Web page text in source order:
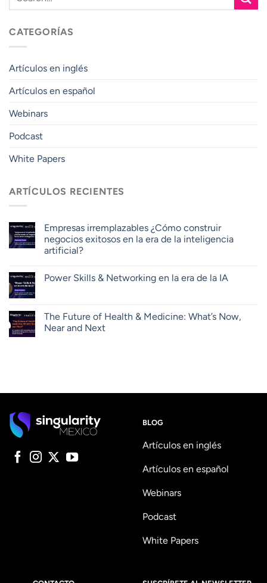
CATEGORÍAS
Artículos en inglés
Artículos en español
Webinars
Podcast
White Papers
ARTÍCULOS RECIENTES
Empresas irremplazables ¿Cómo construir
negocios exitosos en la era de la inteligencia
artificial?
Power Skills & Networking en la era de la IA
The Future of Health & Medicine: What’s Now,
Near and Next
BLOG
Artículos en inglés
Artículos en español
Webinars
Podcast
White Papers